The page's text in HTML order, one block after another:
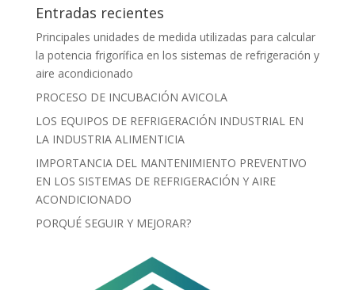
Entradas recientes
Principales unidades de medida utilizadas para calcular
la potencia frigorífica en los sistemas de refrigeración y
aire acondicionado
PROCESO DE INCUBACIÓN AVICOLA
LOS EQUIPOS DE REFRIGERACIÓN INDUSTRIAL EN
LA INDUSTRIA ALIMENTICIA
IMPORTANCIA DEL MANTENIMIENTO PREVENTIVO
EN LOS SISTEMAS DE REFRIGERACIÓN Y AIRE
ACONDICIONADO
PORQUÉ SEGUIR Y MEJORAR?